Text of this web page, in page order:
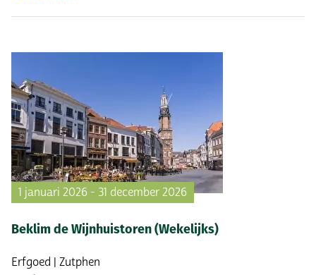
1 januari 2026 - 31 december 2026
Beklim de Wijnhuistoren (Wekelijks)
Erfgoed | Zutphen